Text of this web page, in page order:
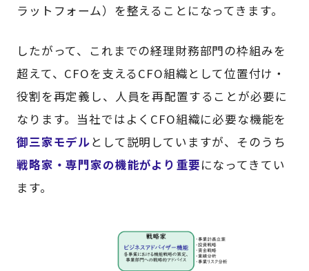
ラットフォーム）を整えることになってきます。
したがって、これまでの経理財務部門の枠組みを
超えて、CFOを支えるCFO組織として位置付け・
役割を再定義し、人員を再配置することが必要に
なります。当社ではよくCFO組織に必要な機能を
御三家モデルとして説明していますが、そのうち
戦略家・専門家の機能がより重要になってきてい
ます。